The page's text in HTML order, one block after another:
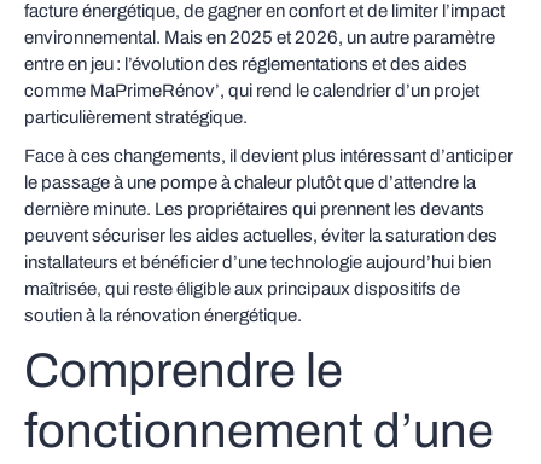
facture énergétique, de gagner en confort et de limiter l’impact
environnemental. Mais en 2025 et 2026, un autre paramètre
entre en jeu : l’évolution des réglementations et des aides
comme MaPrimeRénov’, qui rend le calendrier d’un projet
particulièrement stratégique.
Face à ces changements, il devient plus intéressant d’anticiper
le passage à une pompe à chaleur plutôt que d’attendre la
dernière minute. Les propriétaires qui prennent les devants
peuvent sécuriser les aides actuelles, éviter la saturation des
installateurs et bénéficier d’une technologie aujourd’hui bien
maîtrisée, qui reste éligible aux principaux dispositifs de
soutien à la rénovation énergétique.
Comprendre le
fonctionnement d’une